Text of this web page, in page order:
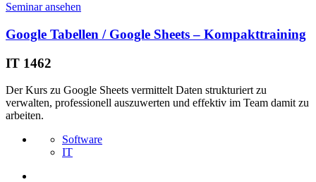
Seminar ansehen
Google Tabellen / Google Sheets – Kompakttraining
IT 1462
Der Kurs zu Google Sheets vermittelt Daten strukturiert zu
verwalten, professionell auszuwerten und effektiv im Team damit zu
arbeiten.
Software
IT